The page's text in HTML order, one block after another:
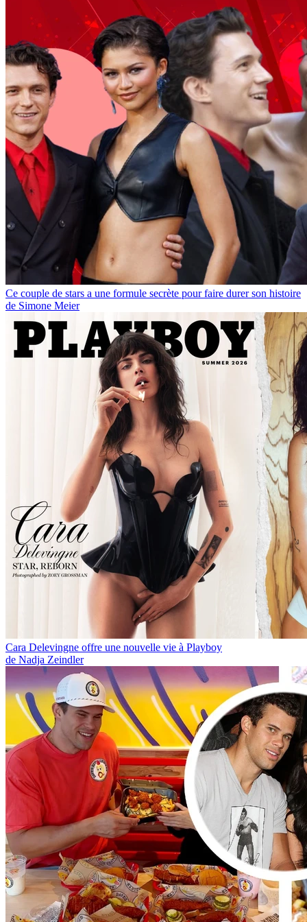
Ce couple de stars a une formule secrète pour faire durer son histoire
de Simone Meier
Cara Delevingne offre une nouvelle vie à Playboy
de Nadja Zeindler